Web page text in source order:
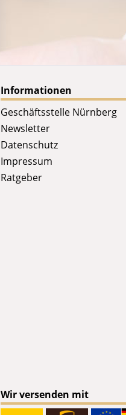
Informationen
Geschäftsstelle Nürnberg
Newsletter
Datenschutz
Impressum
Ratgeber
Wir versenden mit